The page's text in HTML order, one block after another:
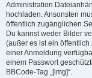
Administration
hochladen. Ansonsten
öffentlich zugänglichen
Du kannst weder Bilder
(außer es ist ein
einer Anmeldung
einem Passwort
BBCode-Tag „[img]“.